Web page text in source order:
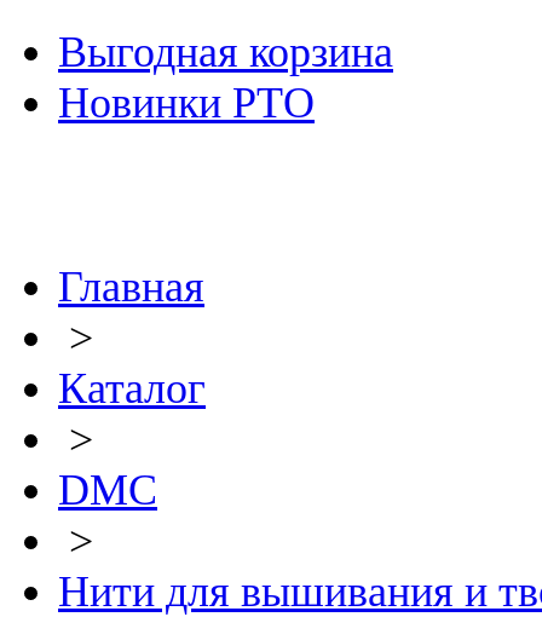
Выгодная корзина
Новинки РТО
Главная
>
Каталог
>
DMC
>
Нити для вышивания и